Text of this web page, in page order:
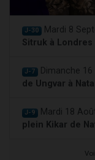
J-30 Mardi 8
Sitruk à
J-7 Dimanche 16
de Ungvar à
J-9 Mardi 18 Août
plein Kikar de